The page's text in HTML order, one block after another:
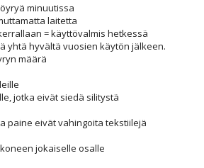
minuutissa
laitetta
= käyttövalmis hetkessä
yhtä hyvältä vuosien käytön jälkeen.
määrä
jotka eivät siedä silitystä
paine eivät vahingoita tekstiilejä
jokaiselle osalle